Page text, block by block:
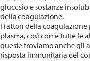
glucosio e sostanze
della coagulazione.
I fattori della coagulazione
plasma, così come tutte le
queste troviamo anche gli
risposta immunitaria del